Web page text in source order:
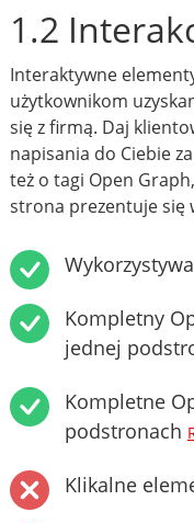
1.2
Interaktywne
użytkownikom
się z firmą. Daj
napisania do Ciebie
też o tagi Open
strona prezentuje się
Kompletny
jednej
Kompletne
podstronach
Klikalne